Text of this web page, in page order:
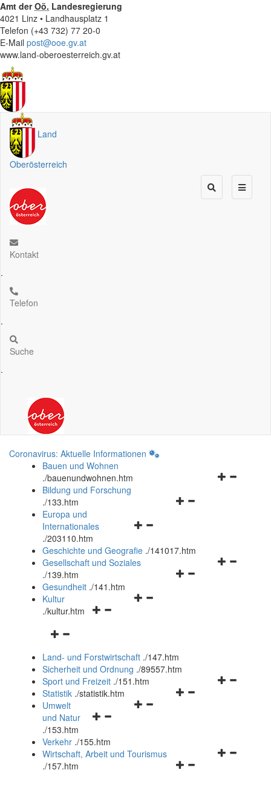
Amt derOö. Landesregierung
4021 Linz • Landhausplatz 1
Telefon (+43 732) 77 20-0
E-Mail post@ooe.gv.at
www.land-oberoesterreich.gv.at
Land
Oberösterreich
Kontakt
.
Telefon
.
Suche
.
Coronavirus: Aktuelle Informationen
Bauen und Wohnen
./bauenundwohnen.htm
Navigationsmenü
Bildung und Forschung
./133.htm
Navigationsmenü
und
schließen
Europa und
Internationales
./203110.htm
Geschichte und Geografie ./141017.htm
Navigationsmenü
Gesellschaft und Soziales
./139.htm
Navigationsmenü
Gesundheit ./141.htm
Navigationsmenü
Kultur
./kultur.htm
Navigationsmenü
und
schließen
Land- und Forstwirtschaft ./147.htm
Sicherheit und Ordnung ./89557.htm
Navigationsmenü
Sport und Freizeit ./151.htm
Navigationsmenü
Statistik ./statistik.htm
Navigationsmenü
und
schließen
Umwelt
und Natur
./153.htm
Verkehr ./155.htm
Navigationsmenü
Wirtschaft, Arbeit und Tourismus
./157.htm